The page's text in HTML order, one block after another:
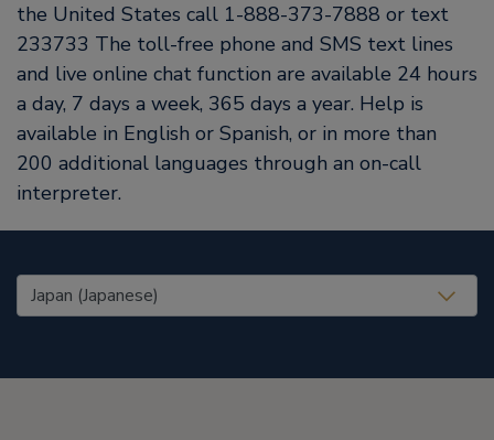
the United States call 1-888-373-7888 or text
233733 The toll-free phone and SMS text lines
and live online chat function are available 24 hours
a day, 7 days a week, 365 days a year. Help is
available in English or Spanish, or in more than
200 additional languages through an on-call
interpreter.
United States (EN)